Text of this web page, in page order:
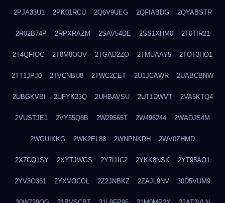
2PJA33U1 2PK01RCU 2Q6V9UEG 2QFIABDG 2QYABSTR
2R02B74P 2RPXRAZM 2SAV54DE 2SS1XHM0 2T0TIR21
2T4QFIOC 2T8M8OOV 2TGAD2ZO 2TMUAAY5 2TOT3HO1
2TT1JPJ0 2TVCNBU8 2TWC2CET 2U1JCAWR 2UABCBNW
2UBGKVBI 2UFYK23Q 2UHBAVSU 2UT1DWVT 2VA5KTQ4
2VUSTJE1 2VY55Q8B 2W29565T 2W496244 2WADJS4M
2WGUIKKG 2WK2EL88 2WNPNKRH 2WV0ZHMD
2X7CQ1SY 2XYTJWGS 2Y7I1IC2 2YKK8NSK 2YT95AO1
2YV3O361 2YXVOCOL 2Z2JNBKZ 2ZAJL9NV 30D5VUM9